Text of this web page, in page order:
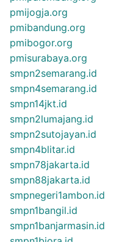
pmijogja.org
pmibandung.org
pmibogor.org
pmisurabaya.org
smpn2semarang.id
smpn4semarang.id
smpn14jkt.id
smpn2lumajang.id
smpn2sutojayan.id
smpn4blitar.id
smpn78jakarta.id
smpn88jakarta.id
smpnegeri1ambon.id
smpn1bangil.id
smpn1banjarmasin.id